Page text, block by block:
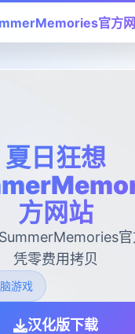
官方
夏日狂想
方网站
凭零费用拷贝
游戏
汉化版下载